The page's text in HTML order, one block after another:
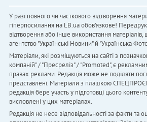
У разі повного чи часткового відтворення
гіперпосилання на LB.ua обов'язкове!
відтворення або інше використання
агентство "Українськi Новини" й "Українська
Матеріали, які розміщуються на сайті з
компаній" / "Пресреліз" / "Promoted", є
правах реклами. Редакція може не поділяти
представлені. Матеріали з плашкою
редакція бере участь у підготовці цього
висловлені у цих матеріалах.
Редакція не несе відповідальності за факти та